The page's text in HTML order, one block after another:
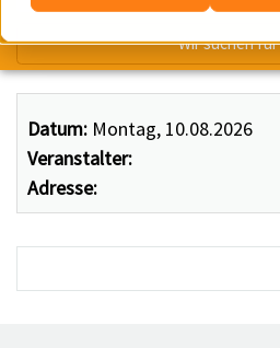
Datum: Montag, 10.08.2026
Veranstalter:
Adresse:
Wir suchen